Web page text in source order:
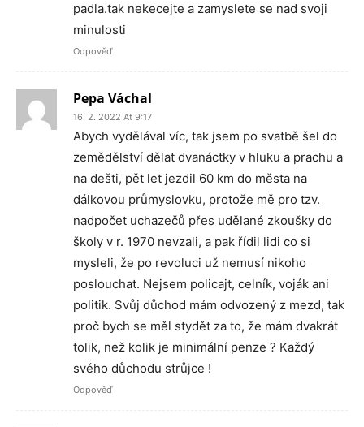
padla.tak nekecejte a zamyslete se nad svoji
minulosti
Odpověď
Pepa Váchal
16. 2. 2022 At 9:17
Abych vydělával víc, tak jsem po svatbě šel do
zemědělství dělat dvanáctky v hluku a prachu a
na dešti, pět let jezdil 60 km do města na
dálkovou průmyslovku, protože mě pro tzv.
nadpočet uchazečů přes udělané zkoušky do
školy v r. 1970 nevzali, a pak řídil lidi co si
mysleli, že po revoluci už nemusí nikoho
poslouchat. Nejsem policajt, celník, voják ani
politik. Svůj důchod mám odvozený z mezd, tak
proč bych se měl stydět za to, že mám dvakrát
tolik, než kolik je minimální penze ? Každý
svého důchodu strůjce !
Odpověď